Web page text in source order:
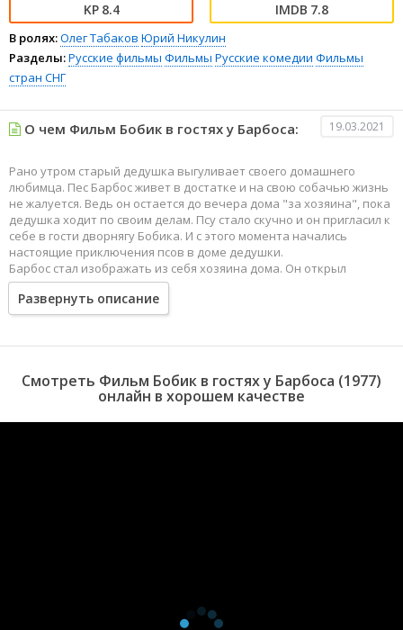
8.4 7.8
В ролях:Олег Табаков Юрий Никулин
Разделы:Русские фильмы Фильмы Русские комедии Фильмы
стран СНГ
О чем Фильм Бобик в гостях у Барбоса: 19.03.2021
Рано утром старый дедушка выгуливает своего домашнего
любимца. Пес Барбос живет в достатке и на свою собачью жизнь
не жалуется. Ведь он остается до вечера дома "за хозяина", пока
дедушка ходит по своим делам. Псу стало скучно и он пригласил к
себе в гости дворнягу Бобика. И с этого момента начались
настоящие приключения псов в доме дедушки.
Барбос стал изображать из себя хозяина дома. Он открыл
холодильник и угостил своего друга, потом они вместе пролили
кисель. А в итоге, улеглись на кровать. Но, тут пришел дедушка и
наказал обоих псов, показав кто на самом деле в доме хозяин.
Развернуть описание
Смотреть Фильм Бобик в гостях у Барбоса (1977)
онлайн в хорошем качестве